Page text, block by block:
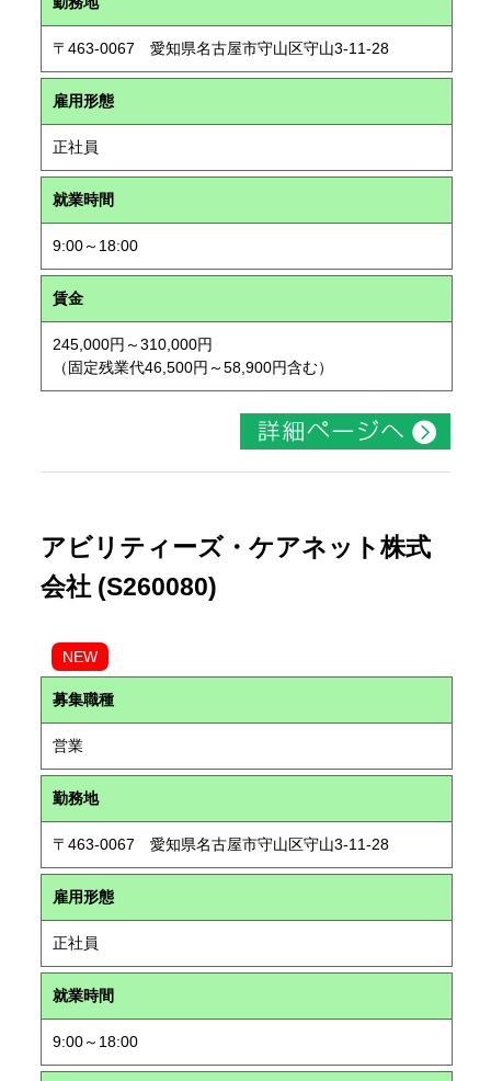
〒463-0067 愛知県名古屋市守山区守山3-11-28
雇用形態
正社員
就業時間
9:00～18:00
賃金
245,000円～310,000円
（固定残業代46,500円～58,900円含む）
アビリティーズ・ケアネット株式
会社 (S260080)
NEW
募集職種
営業
勤務地
〒463-0067 愛知県名古屋市守山区守山3-11-28
雇用形態
正社員
就業時間
9:00～18:00